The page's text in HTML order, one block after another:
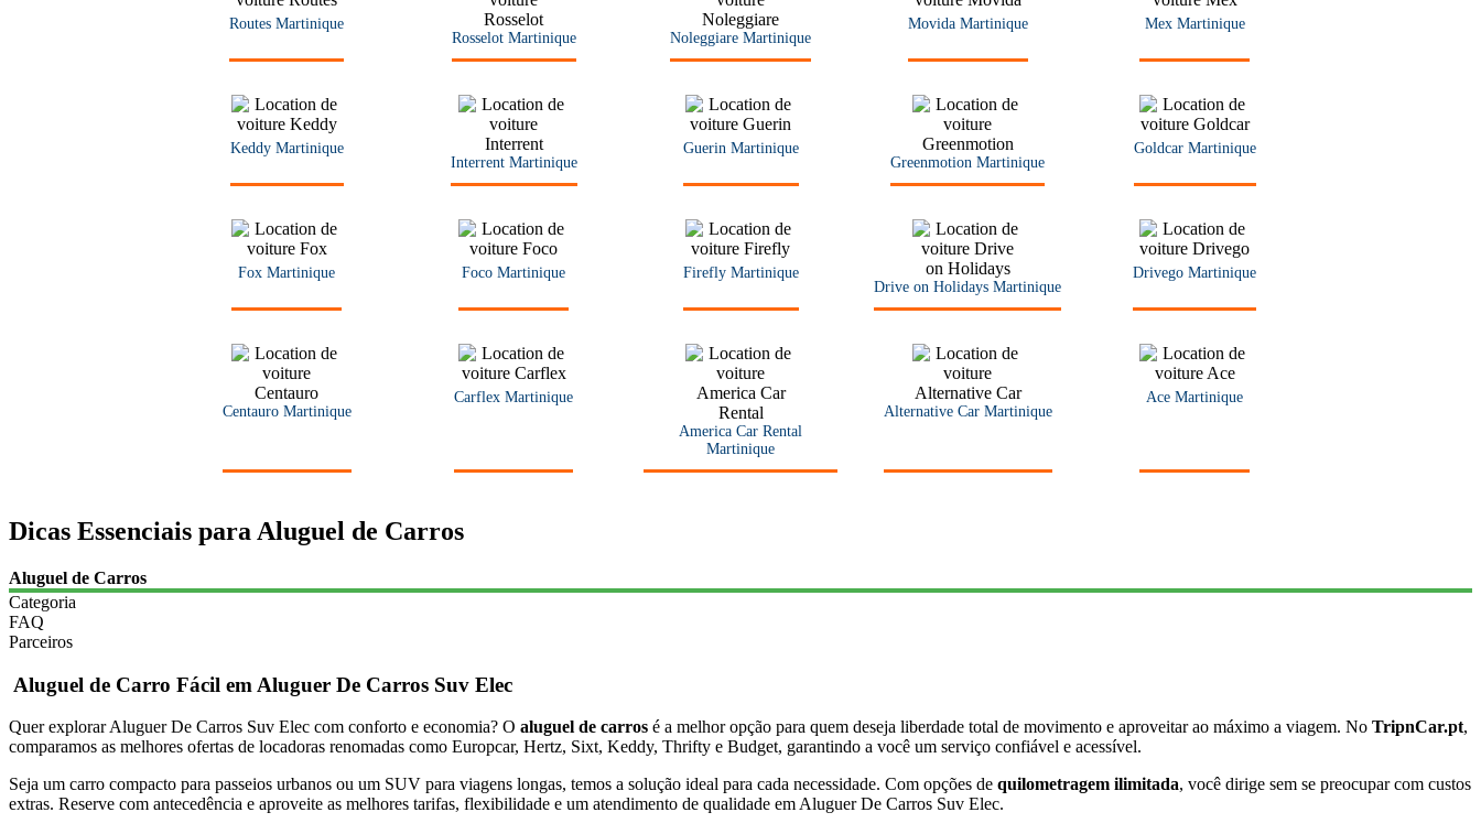
Routes Martinique
Rosselot Martinique
Noleggiare Martinique
Movida Martinique Mex Martinique
Keddy Martinique
Interrent Martinique
Guerin Martinique
Greenmotion Martinique
Goldcar Martinique
Fox Martinique Foco Martinique
Firefly Martinique
Drive on Holidays Martinique
Drivego Martinique
Centauro Martinique
Carflex Martinique
America Car Rental
Martinique
Alternative Car Martinique
Ace Martinique
Dicas Essenciais para Aluguel de Carros
Aluguel de Carros
Categoria
FAQ
Parceiros
Aluguel de Carro Fácil em Aluguer De Carros Suv Elec
Quer explorar Aluguer De Carros Suv Elec com conforto e economia? O aluguel de carros é a melhor opção para quem deseja liberdade total de movimento e aproveitar ao máximo a viagem. No TripnCar.pt,
comparamos as melhores ofertas de locadoras renomadas como Europcar, Hertz, Sixt, Keddy, Thrifty e Budget, garantindo a você um serviço confiável e acessível.
Seja um carro compacto para passeios urbanos ou um SUV para viagens longas, temos a solução ideal para cada necessidade. Com opções de quilometragem ilimitada, você dirige sem se preocupar com custos
extras. Reserve com antecedência e aproveite as melhores tarifas, flexibilidade e um atendimento de qualidade em Aluguer De Carros Suv Elec.